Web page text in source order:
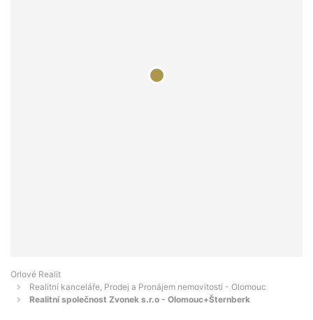
Orlové Realit
Realitní kanceláře, Prodej a Pronájem nemovitostí - Olomouc
Realitní společnost Zvonek s.r.o - Olomouc+Šternberk